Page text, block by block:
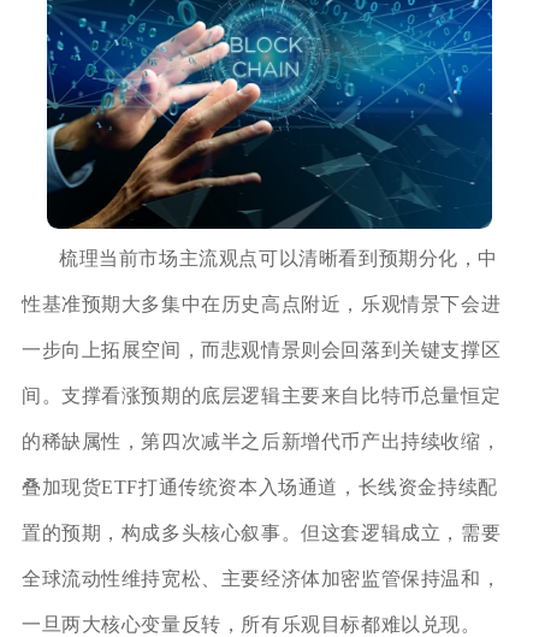
梳理当前市场主流观点可以清晰看到预期分化，中
性基准预期大多集中在历史高点附近，乐观情景下会进
一步向上拓展空间，而悲观情景则会回落到关键支撑区
间。支撑看涨预期的底层逻辑主要来自比特币总量恒定
的稀缺属性，第四次减半之后新增代币产出持续收缩，
叠加现货ETF打通传统资本入场通道，长线资金持续配
置的预期，构成多头核心叙事。但这套逻辑成立，需要
全球流动性维持宽松、主要经济体加密监管保持温和，
一旦两大核心变量反转，所有乐观目标都难以兑现。